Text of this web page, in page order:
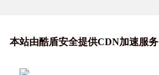
本站由酷盾安全提供CDN加速服务